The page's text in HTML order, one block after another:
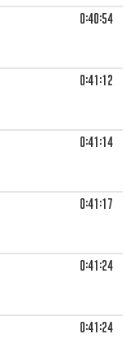
0:40:54
0:41:12
0:41:14
0:41:17
0:41:24
0:41:24